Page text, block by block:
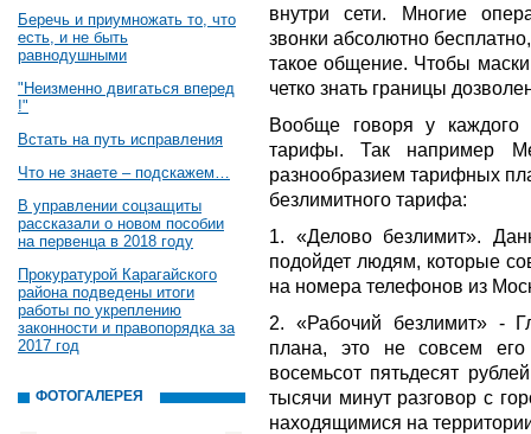
Беречь и приумножать то, что
есть, и не быть
равнодушными
"Неизменно двигаться вперед
!"
Встать на путь исправления
Что не знаете – подскажем…
В управлении соцзащиты
рассказали о новом пособии
на первенца в 2018 году
Прокуратурой Карагайского
района подведены итоги
работы по укреплению
законности и правопорядка за
2017 год
ФОТОГАЛЕРЕЯ
внутри сети. Многие
звонки абсолютно
такое общение. Чтобы
четко знать границы
Вообще говоря у каждого
тарифы. Так например
разнообразием тарифных
безлимитного тарифа:
1. «Делово безлимит».
подойдет людям, которые
на номера телефонов из
2. «Рабочий безлимит» -
плана, это не совсем его
восемьсот пятьдесят
тысячи минут разговор с
находящимися на